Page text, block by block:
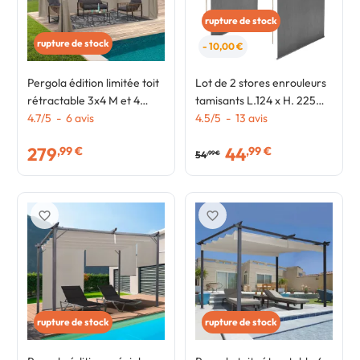
rupture de stock
Pergola édition limitée toit
rétractable 3x4 M et 4
rideaux taupe
4.7/5 - 6avis
279,99 €
rupture de stock
- 10,00 €
Lot de 2 stores enrouleurs
tamisants L.124 x H. 225
CM pour pergola gris
4.5/5 - 13 avis
54,99 € 44,99 €
rupture de stock
favorite_border
rupture de stock
favorite_border